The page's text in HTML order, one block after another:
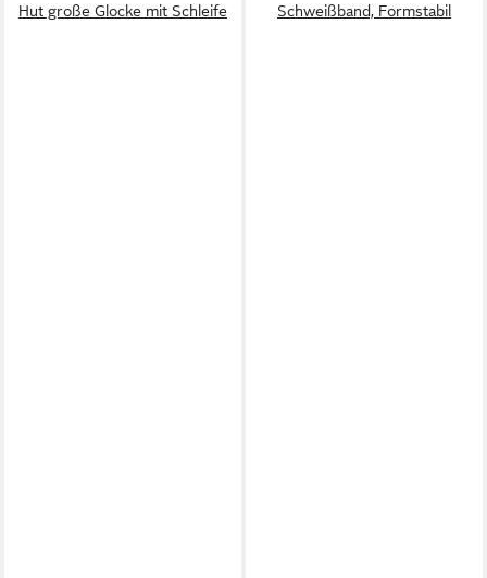
Hut große Glocke mit Schleife
Schweißband, Formstabil